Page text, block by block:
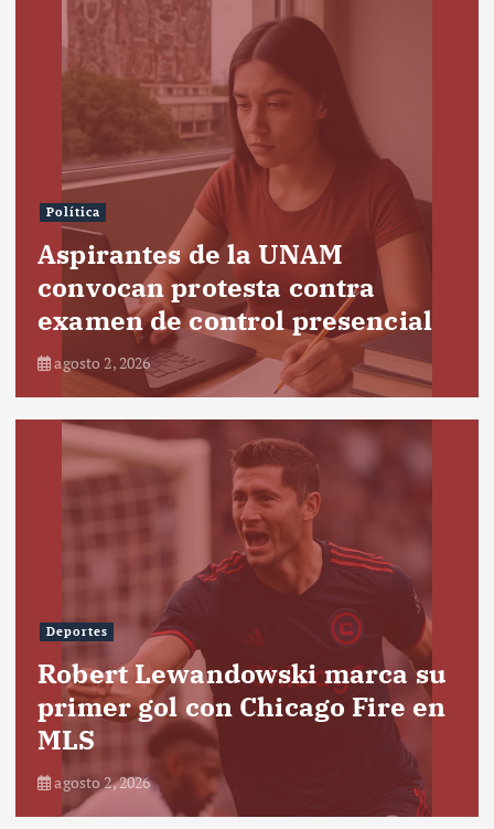
Política
Aspirantes de la UNAM
convocan protesta contra
examen de control presencial
agosto 2, 2026
Deportes
Robert Lewandowski marca su
primer gol con Chicago Fire en
MLS
agosto 2, 2026